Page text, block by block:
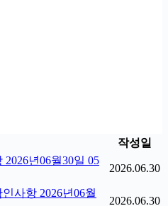
작성일
년06월30일 05
2026.06.30
사항 2026년06월
2026.06.30